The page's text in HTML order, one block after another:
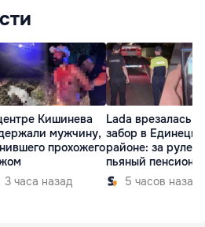
Кишинева
мужчину,
прохожего
3 часа назад
Lada врезалась в
забор в
районе: за рулем
пьяный
5 часов назад